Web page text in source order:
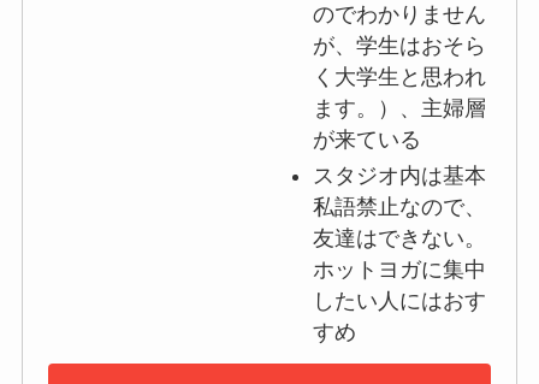
のでわかりません
が、学生はおそら
く大学生と思われ
ます。）、主婦層
が来ている
スタジオ内は基本
私語禁止なので、
友達はできない。
ホットヨガに集中
したい人にはおす
すめ